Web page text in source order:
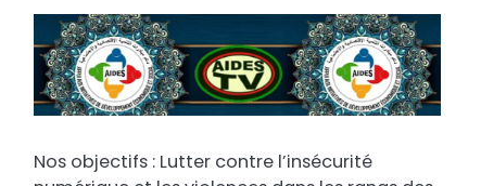
Nos objectifs : Lutter contre l’insécurité